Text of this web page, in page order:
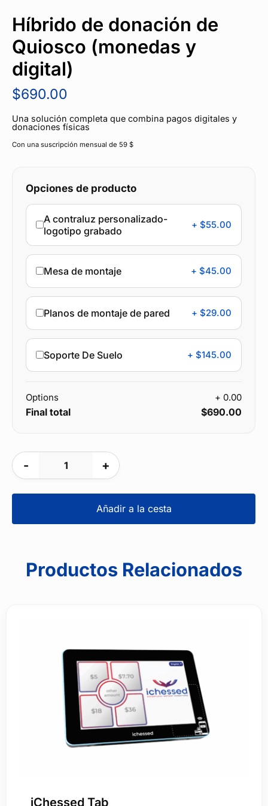
Híbrido de donación de
Quiosco (monedas y
digital)
$690.00
Una solución completa que combina pagos digitales y
donaciones físicas
Con una suscripción mensual de 59 $
Opciones de producto
A contraluz personalizado-
logotipo grabado
+ $55.00
Mesa de montaje + $45.00
Planos de montaje de pared + $29.00
Soporte De Suelo + $145.00
Options + 0.00
Final total $690.00
Hybrid
cantidad
Añadir a la cesta
Productos Relacionados
iChessed Tab